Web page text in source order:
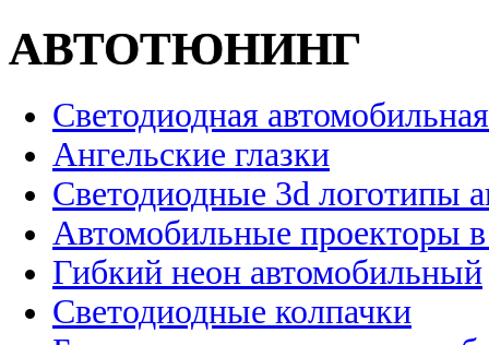
АВТОТЮНИНГ
Светодиодная
Ангельские глазки
Светодиодные 3d логотипы
Автомобильные проекторы
Гибкий неон автомобильный
Светодиодные колпачки